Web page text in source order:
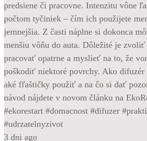
predsiene či pracovne. Intenzitu vône
počtom tyčiniek – čím ich použijete
jemnejšia. Z časti náplne si dokonca
menšiu vôňu do auta. Dôležité je zvoliť
pracovať opatrne a myslieť na to, že
poškodiť niektoré povrchy. Ako difuzér
aké fľaštičky použiť a na čo si dať
návod nájdete v novom článku na
#ekorestart #domacnost #difuzer
#udrzatelnyzivot
3 dni ago